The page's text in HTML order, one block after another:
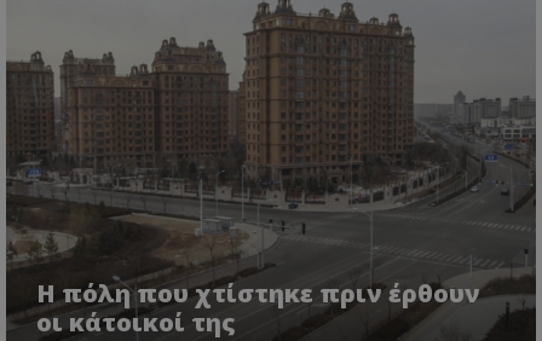
Η πόλη που χτίστηκε πριν έρθουν
οι κάτοικοί της